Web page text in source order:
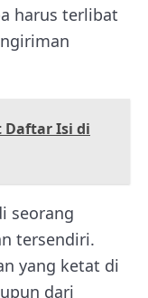
harus terlibat
Daftar Isi di
seorang
tersendiri.
yang ketat di
dari